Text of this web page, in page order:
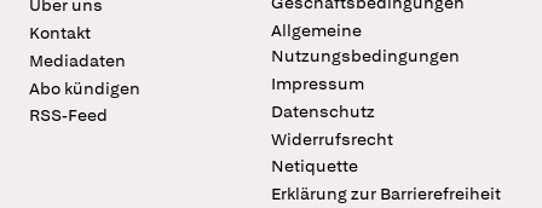
Über uns
Kontakt
Mediadaten
Abo kündigen
RSS-Feed
Allgemeine
Nutzungsbedingungen
Impressum
Datenschutz
Widerrufsrecht
Netiquette
Erklärung zur Barrierefreiheit